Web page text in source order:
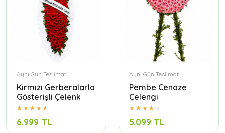
Aynı Gün Teslimat
Kırmızı Gerberalarla
Gösterişli Çelenk
6.999 TL
Aynı Gün Teslimat
Pembe Cenaze
Çelengi
5.099 TL